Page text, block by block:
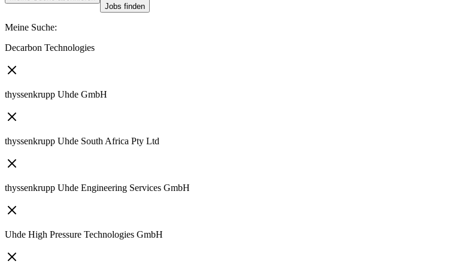
Jobs finden
Meine Suche:
Decarbon Technologies
thyssenkrupp Uhde GmbH
thyssenkrupp Uhde South Africa Pty Ltd
thyssenkrupp Uhde Engineering Services GmbH
Uhde High Pressure Technologies GmbH